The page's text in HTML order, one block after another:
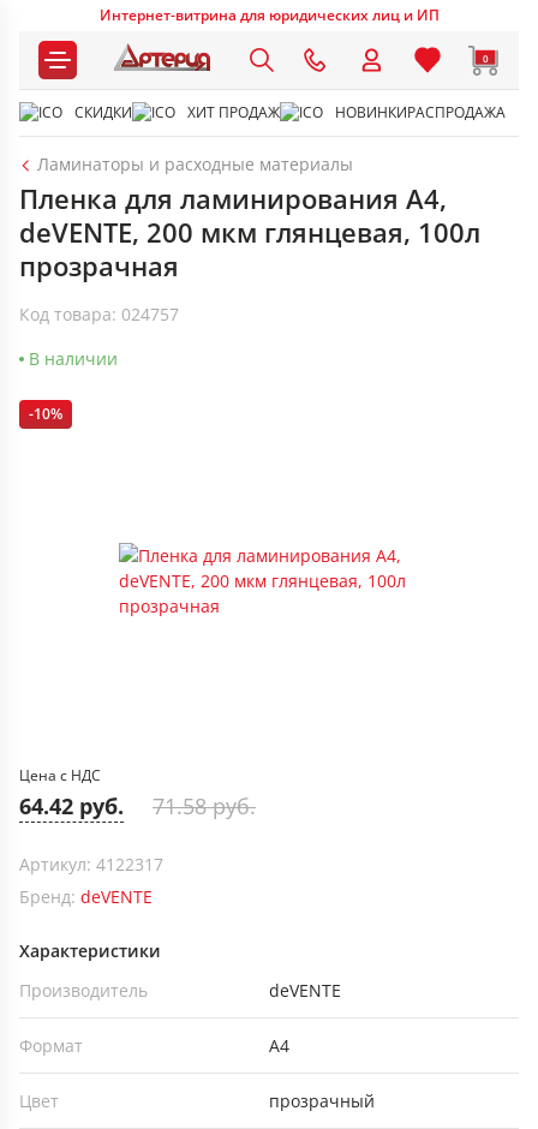
Интернет-витрина для юридических лиц и ИП
0
СКИДКИ ХИТ ПРОДАЖ НОВИНКИРАСПРОДАЖА
Ламинаторы и расходные материалы
Пленка для ламинирования А4,
deVENTE, 200 мкм глянцевая, 100л
прозрачная
Код товара: 024757
В наличии
-10%
Цена с НДС
64.42 руб. 71.58 руб.
Артикул: 4122317
Бренд: deVENTE
Характеристики
Производитель
deVENTE
Формат А4
Цвет прозрачный